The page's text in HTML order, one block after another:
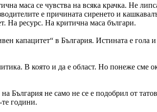
маса се чувства на всяка крачка. Не
е причината сиренето и
На ресурс. На критична маса българи.
капацитет“ в България. Истината е
В която и да е област. Но понеже сме
България не само не се е подобрил от
те години.